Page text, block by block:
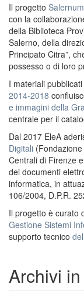
Il progetto
con la
della Biblioteca
Salerno, della
Principato Citra”,
possesso o di loro
I materiali
2014-2018
e immagini della
centrale per il
Dal 2017 EleA
Digitali
Centrali di Firenze
dei documenti
informatica, in
106/2004, D.P.R.
Il progetto è curato
Gestione Sistemi
supporto tecnico
Archivi